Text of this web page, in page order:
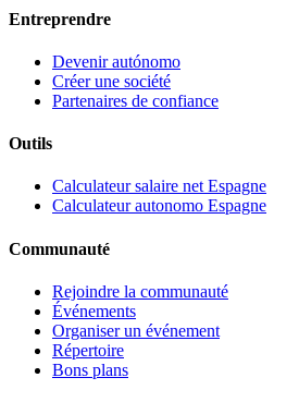
Entreprendre
Devenir autónomo
Créer une société
Partenaires de confiance
Outils
Calculateur salaire net Espagne
Calculateur autonomo Espagne
Communauté
Rejoindre la communauté
Événements
Organiser un événement
Répertoire
Bons plans